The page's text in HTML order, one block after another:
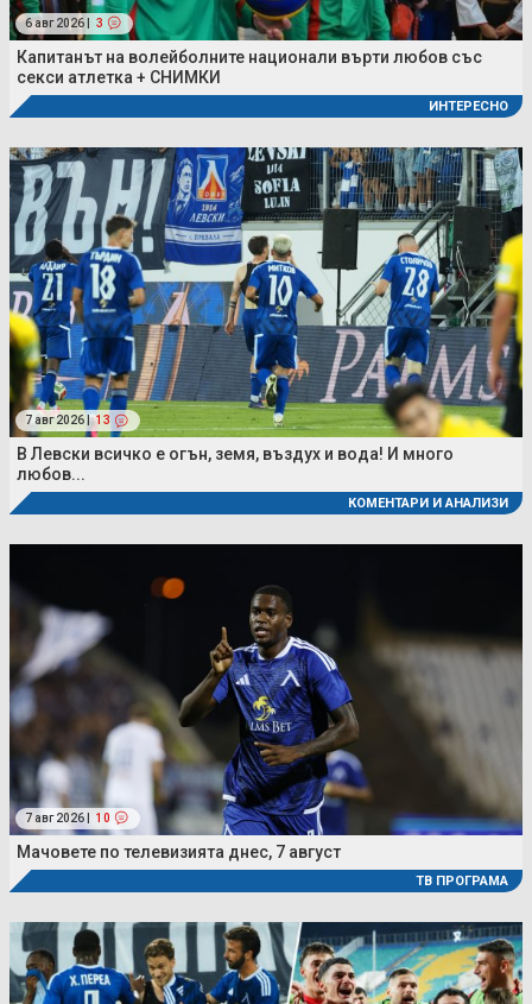
6 авг 2026 | 3
Капитанът на волейболните национали върти любов със
секси атлетка + СНИМКИ
ИНТЕРЕСНО
7 авг 2026 | 13
В Левски всичко е огън, земя, въздух и вода! И много
любов...
КОМЕНТАРИ И АНАЛИЗИ
7 авг 2026 | 10
Мачовете по телевизията днес, 7 август
ТВ ПРОГРАМА